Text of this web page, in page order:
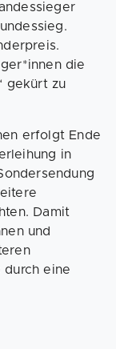
die
gekürt zu
erfolgt Ende
in
Damit
und
durch eine